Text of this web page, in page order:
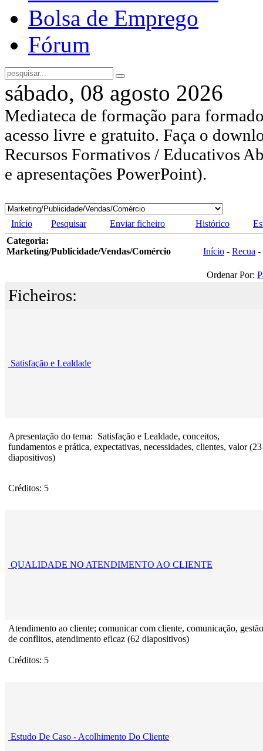
Bolsa de Emprego
Fórum
sábado, 08 agosto 2026
Mediateca de formação para
acesso livre e gratuito. Faça o
Recursos Formativos / Educativos
e apresentações PowerPoint).
Início Pesquisar Enviar ficheiro Histórico
Categoria:
Marketing/Publicidade/Vendas/Comércio
Início - Recua -
Ordenar Por:
Ficheiros:
Satisfação e Lealdade
Apresentação do tema: Satisfação e Lealdade, conceitos,
fundamentos e prática, expectativas, necessidades, clientes, valor (23
diapositivos)
Créditos: 5
QUALIDADE NO ATENDIMENTO AO CLIENTE
Atendimento ao cliente; comunicar com cliente, comunicação, gestão
de conflitos, atendimento eficaz (62 diapositivos)
Créditos: 5
Estudo De Caso - Acolhimento Do Cliente